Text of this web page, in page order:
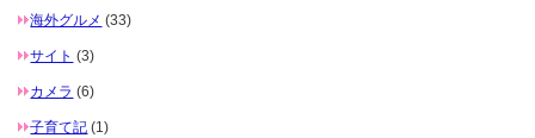
海外グルメ (33)
サイト (3)
カメラ (6)
子育て記 (1)